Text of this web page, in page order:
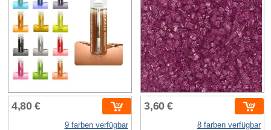
4,80 €
9 farben verfügbar
3,60 €
8 farben verfügbar